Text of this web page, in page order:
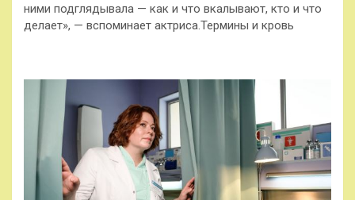
ними подглядывала — как и что вкалывают, кто и что
делает», — вспоминает актриса.Термины и кровь